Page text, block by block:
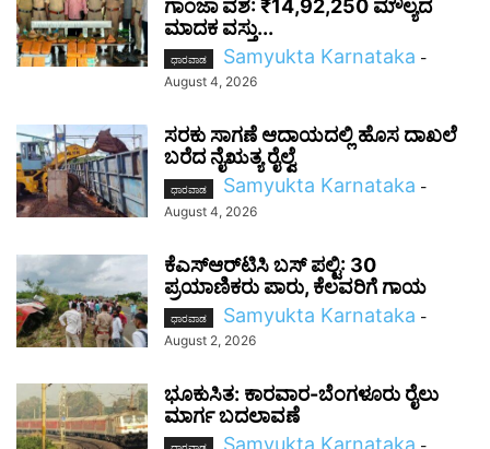
ಗಾಂಜಾ ವಶ: ₹14,92,250 ಮೌಲ್ಯದ
ಮಾದಕ ವಸ್ತು...
ಧಾರವಾಡ Samyukta Karnataka -
August 4, 2026
ಸರಕು ಸಾಗಣೆ ಆದಾಯದಲ್ಲಿ ಹೊಸ ದಾಖಲೆ
ಬರೆದ ನೈಋತ್ಯ ರೈಲ್ವೆ
ಧಾರವಾಡ Samyukta Karnataka -
August 4, 2026
ಕೆಎಸ್‌ಆರ್‌ಟಿಸಿ ಬಸ್ ಪಲ್ಟಿ: 30
ಪ್ರಯಾಣಿಕರು ಪಾರು, ಕೆಲವರಿಗೆ ಗಾಯ
ಧಾರವಾಡ Samyukta Karnataka -
August 2, 2026
ಭೂಕುಸಿತ: ಕಾರವಾರ-ಬೆಂಗಳೂರು ರೈಲು
ಮಾರ್ಗ ಬದಲಾವಣೆ
Samyukta Karnataka -